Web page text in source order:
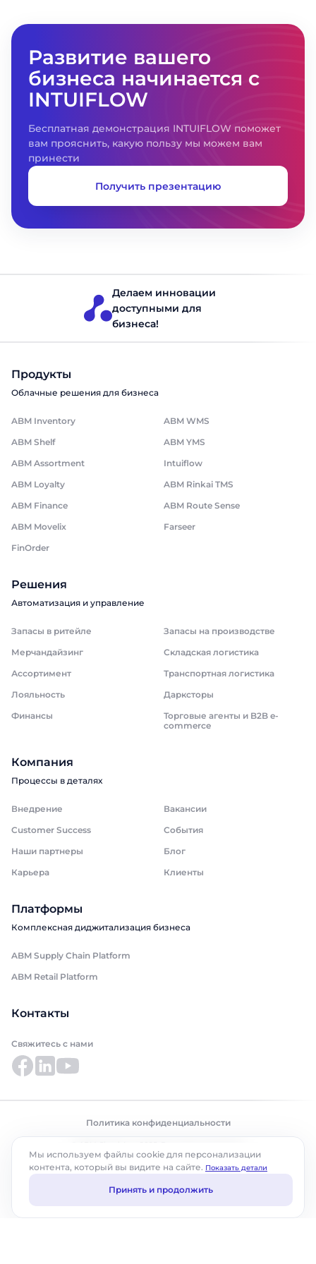
исполнителей».
Развитие вашего
бизнеса начинается с
INTUIFLOW
Бесплатная демонстрация INTUIFLOW поможет
вам прояснить, какую пользу мы можем вам
принести
Получить презентацию
Делаем инновации
доступными для
бизнеса!
Продукты
Облачные решения для бизнеса
ABM Inventory
ABM WMS
ABM Shelf
ABM YMS
ABM Assortment
Intuiflow
ABM Loyalty
ABM Rinkai TMS
ABM Finance
ABM Route Sense
ABM Movelix
Farseer
FinOrder
Решения
Автоматизация и управление
Запасы в ритейле
Запасы на производстве
Мерчандайзинг
Складская логистика
Ассортимент
Транспортная логистика
Лояльность
Дарксторы
Финансы
Торговые агенты и B2B e-
commerce
Компания
Процессы в деталях
Внедрение
Вакансии
Customer Success
События
Наши партнеры
Блог
Карьера
Клиенты
Платформы
Комплексная диджитализация бизнеса
ABM Supply Chain Platform
ABM Retail Platform
Контакты
Свяжитесь с нами
Политика конфиденциальности
Мы используем файлы cookie для персонализации
контента, который вы видите на сайте. Показать детали
Принять и продолжить